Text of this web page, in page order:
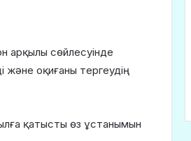
арқылы сөйлесуінде
және оқиғаны тергеудің
қатысты өз ұстанымын